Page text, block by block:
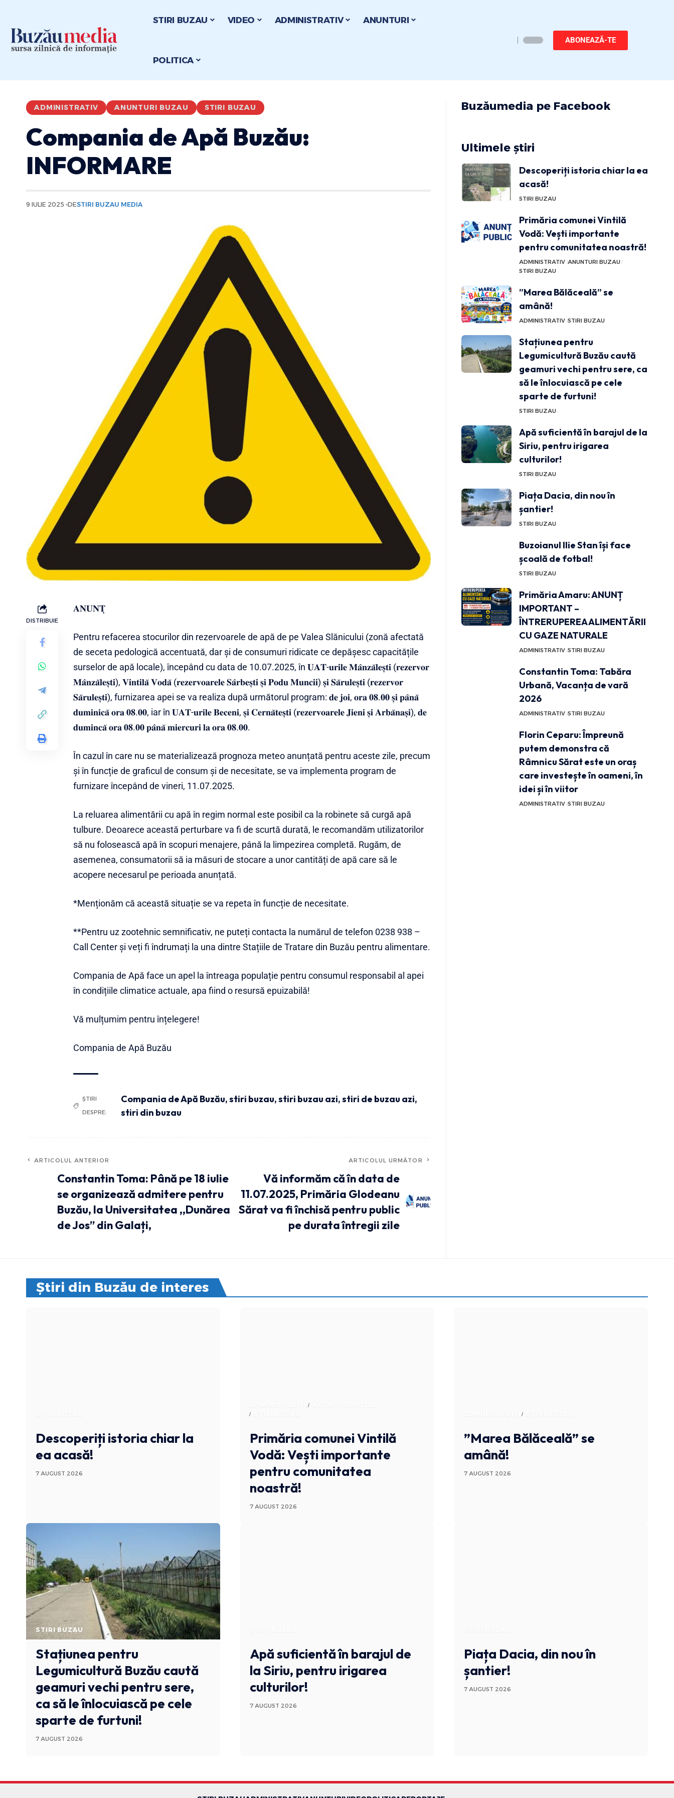
STIRI BUZAU VIDEO ADMINISTRATIV ANUNTURI
POLITICA
ABONEAZĂ-TE
ADMINISTRATIV ANUNTURI BUZAU STIRI BUZAU
Compania de Apă Buzău:
INFORMARE
9 IULIE 2025 DESTIRI BUZAU MEDIA
DISTRIBUIE
𝐀𝐍𝐔𝐍𝐓̦
Pentru refacerea stocurilor din rezervoarele de apă de pe Valea Slănicului (zonă afectată
de seceta pedologică accentuată, dar și de consumuri ridicate ce depășesc capacitățile
surselor de apă locale), începând cu data de 10.07.2025, în 𝐔𝐀𝐓-𝐮𝐫𝐢𝐥𝐞 𝐌𝐚̂𝐧𝐳𝐚̆𝐥𝐞𝐬̦𝐭𝐢 (𝐫𝐞𝐳𝐞𝐫𝐯𝐨𝐫
𝐌𝐚̂𝐧𝐳𝐚̆𝐥𝐞𝐬̦𝐭𝐢), 𝐕𝐢𝐧𝐭𝐢𝐥𝐚̆ 𝐕𝐨𝐝𝐚̆ (𝐫𝐞𝐳𝐞𝐫𝐯𝐨𝐚𝐫𝐞𝐥𝐞 𝐒𝐚̂𝐫𝐛𝐞𝐬̦𝐭𝐢 𝐬̦𝐢 𝐏𝐨𝐝𝐮 𝐌𝐮𝐧𝐜𝐢𝐢) 𝐬̦𝐢 𝐒𝐚̆𝐫𝐮𝐥𝐞𝐬̦𝐭𝐢 (𝐫𝐞𝐳𝐞𝐫𝐯𝐨𝐫
𝐒𝐚̆𝐫𝐮𝐥𝐞𝐬̦𝐭𝐢), furnizarea apei se va realiza după următorul program: 𝐝𝐞 𝐣𝐨𝐢, 𝐨𝐫𝐚 𝟎𝟖.𝟎𝟎 𝐬̦𝐢 𝐩𝐚̂𝐧𝐚̆
𝐝𝐮𝐦𝐢𝐧𝐢𝐜𝐚̆ 𝐨𝐫𝐚 𝟎𝟖.𝟎𝟎, iar în 𝐔𝐀𝐓-𝐮𝐫𝐢𝐥𝐞 𝐁𝐞𝐜𝐞𝐧𝐢, 𝐬̦𝐢 𝐂𝐞𝐫𝐧𝐚̆𝐭𝐞𝐬̦𝐭𝐢 (𝐫𝐞𝐳𝐞𝐫𝐯𝐨𝐚𝐫𝐞𝐥𝐞 𝐉𝐢𝐞𝐧𝐢 𝐬̦𝐢 𝐀𝐫𝐛𝐚̆𝐧𝐚𝐬̦𝐢), 𝐝𝐞
𝐝𝐮𝐦𝐢𝐧𝐜𝐚̆ 𝐨𝐫𝐚 𝟎𝟖.𝟎𝟎 𝐩𝐚̂𝐧𝐚̆ 𝐦𝐢𝐞𝐫𝐜𝐮𝐫𝐢 𝐥𝐚 𝐨𝐫𝐚 𝟎𝟖.𝟎𝟎.
În cazul în care nu se materializează prognoza meteo anunțată pentru aceste zile, precum
și în funcție de graficul de consum și de necesitate, se va implementa program de
furnizare începând de vineri, 11.07.2025.
La reluarea alimentării cu apă în regim normal este posibil ca la robinete să curgă apă
tulbure. Deoarece această perturbare va fi de scurtă durată, le recomandăm utilizatorilor
să nu folosească apă în scopuri menajere, până la limpezirea completă. Rugăm, de
asemenea, consumatorii să ia măsuri de stocare a unor cantități de apă care să le
acopere necesarul pe perioada anunțată.
*Menționăm că această situație se va repeta în funcție de necesitate.
**Pentru uz zootehnic semnificativ, ne puteți contacta la numărul de telefon 0238 938 –
Call Center și veți fi îndrumați la una dintre Stațiile de Tratare din Buzău pentru alimentare.
Compania de Apă face un apel la întreaga populație pentru consumul responsabil al apei
în condițiile climatice actuale, apa fiind o resursă epuizabilă!
Vă mulțumim pentru înțelegere!
Compania de Apă Buzău
ȘTIRI
DESPRE:
Compania de Apă Buzău,stiri buzau,stiri buzau azi,stiri de buzau azi,
stiri din buzau
ARTICOLUL ANTERIOR
Constantin Toma: Până pe 18 iulie
se organizează admitere pentru
Buzău, la Universitatea ,,Dunărea
de Jos” din Galați,
ARTICOLUL URMĂTOR
Vă informăm că în data de
11.07.2025, Primăria Glodeanu
Sărat va fi închisă pentru public
pe durata întregii zile
Buzăumedia pe Facebook
Ultimele știri
Descoperiți istoria chiar la ea
acasă!
STIRI BUZAU
Primăria comunei Vintilă
Vodă: Vești importante
pentru comunitatea noastră!
ADMINISTRATIV ANUNTURI BUZAU
STIRI BUZAU
”Marea Bălăceală” se
amână!
ADMINISTRATIV STIRI BUZAU
Stațiunea pentru
Legumicultură Buzău caută
geamuri vechi pentru sere, ca
să le înlocuiască pe cele
sparte de furtuni!
STIRI BUZAU
Apă suficientă în barajul de la
Siriu, pentru irigarea
culturilor!
STIRI BUZAU
Piața Dacia, din nou în
șantier!
STIRI BUZAU
Buzoianul Ilie Stan își face
școală de fotbal!
STIRI BUZAU
Primăria Amaru: ANUNȚ
IMPORTANT –
ÎNTRERUPEREA ALIMENTĂRII
CU GAZE NATURALE
ADMINISTRATIV STIRI BUZAU
Constantin Toma: Tabăra
Urbană, Vacanța de vară
2026
ADMINISTRATIV STIRI BUZAU
Florin Ceparu: Împreună
putem demonstra că
Râmnicu Sărat este un oraș
care investește în oameni, în
idei și în viitor
ADMINISTRATIV STIRI BUZAU
Știri din Buzău de interes
Descoperiți istoria chiar la
ea acasă!
7 AUGUST 2026
ADMINISTRATIV
Primăria comunei Vintilă
Vodă: Vești importante
pentru comunitatea
noastră!
7 AUGUST 2026
ADMINISTRATIV
”Marea Bălăceală” se
amână!
7 AUGUST 2026
STIRI BUZAU
Stațiunea pentru
Legumicultură Buzău caută
geamuri vechi pentru sere,
ca să le înlocuiască pe cele
sparte de furtuni!
7 AUGUST 2026
Apă suficientă în barajul de
la Siriu, pentru irigarea
culturilor!
7 AUGUST 2026
Piața Dacia, din nou în
șantier!
7 AUGUST 2026